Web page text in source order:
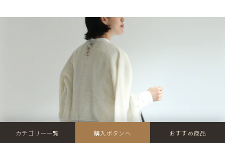
カテゴリー一覧 購入ボタンへ おすすめ商品